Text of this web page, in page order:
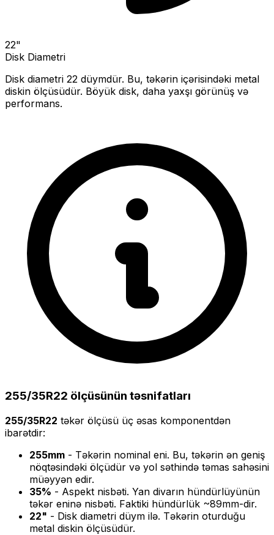
22"
Disk Diametri
Disk diametri 22 düymdür. Bu, təkərin içərisindəki metal
diskin ölçüsüdür. Böyük disk, daha yaxşı görünüş və
performans.
255/35R22 ölçüsünün təsnifatları
255/35R22 təkər ölçüsü üç əsas komponentdən
ibarətdir:
255mm - Təkərin nominal eni. Bu, təkərin ən geniş
nöqtəsindəki ölçüdür və yol səthində təmas sahəsini
müəyyən edir.
35% - Aspekt nisbəti. Yan divarın hündürlüyünün
təkər eninə nisbəti. Faktiki hündürlük ~89mm-dir.
22" - Disk diametri düym ilə. Təkərin oturduğu
metal diskin ölçüsüdür.